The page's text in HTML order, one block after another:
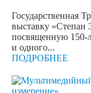
Государственная
выставку «Степан
посвященную 150-
и одного...
ПОДРОБНЕЕ